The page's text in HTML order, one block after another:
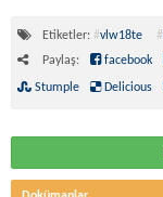
Etiketler: #vlw18te #
Paylaş:
facebook
Stumple Delicious